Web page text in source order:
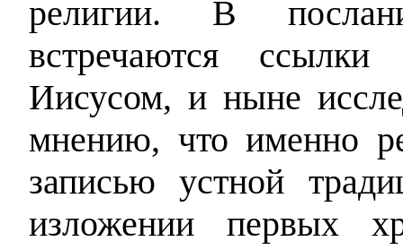
религии. В
встречаются
Иисусом, и ныне
мнению, что именно
записью устной
изложении первых